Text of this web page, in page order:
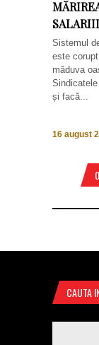
Sistemul
este
măduva
și facă...
16 august
CAUTA